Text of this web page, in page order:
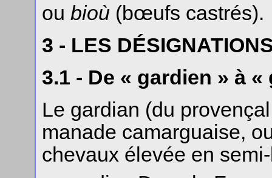
ou bioù (bœufs castrés).
3 - LES
3.1 - De « gardien » à «
Le gardian (du
manade camarguaise,
chevaux élevée en